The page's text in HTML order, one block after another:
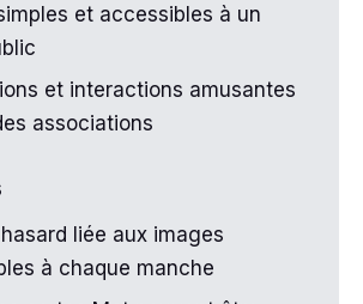
et accessibles à un
et interactions amusantes
associations
liée aux images
à chaque manche